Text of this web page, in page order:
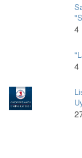
4
4